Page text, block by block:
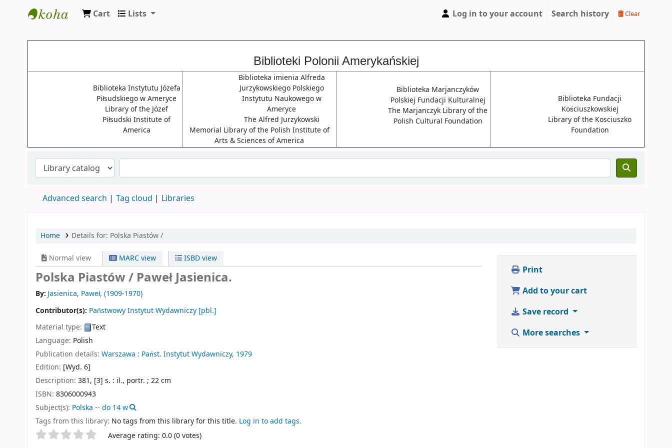
Cart Lists Log in to your account Search history Clear
Biblioteki Polonii Amerykańskiej
Biblioteka Instytutu Józefa
Piłsudskiego w Ameryce
Library of the Józef
Piłsudski Institute of
America
Biblioteka imienia Alfreda
Jurzykowskiego Polskiego
Instytutu Naukowego w
Ameryce
The Alfred Jurzykowski
Memorial Library of the Polish Institute of
Arts & Sciences of America
Biblioteka Marjanczyków
Polskiej Fundacji Kulturalnej
The Marjanczyk Library of the
Polish Cultural Foundation
Biblioteka Fundacji
Kościuszkowskiej
Library of the Kosciuszko
Foundation
Advanced search Tag cloud Libraries
Home Details for: Polska Piastów /
Normal view MARC view ISBD view
Polska Piastów / Paweł Jasienica.
By: Jasienica, Paweł, (1909-1970)
Contributor(s): Państwowy Instytut Wydawniczy [pbl.]
Material type:
Text
Language: Polish
Publication details: Warszawa : Państ. Instytut Wydawniczy, 1979
Edition: [Wyd. 6]
Description: 381, [3] s. : il., portr. ; 22 cm
ISBN: 8306000943
Subject(s): Polska -- do 14 w
Tags from this library: No tags from this library for this title. Log in to add tags.
Star ratings Average rating: 0.0 (0 votes)
Print
Add to your cart
Save record
More searches